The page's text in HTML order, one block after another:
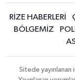
RİZE HABERLERİ
BÖLGEMİZ
Sitede yayınlanan